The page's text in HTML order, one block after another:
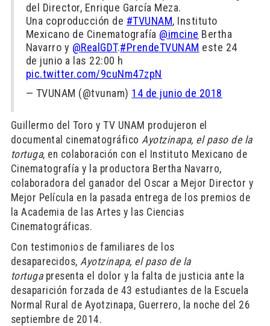
del Director, Enrique García Meza.
Una coproducción de #TVUNAM, Instituto
Mexicano de Cinematografía @imcine Bertha
Navarro y @RealGDT.#PrendeTVUNAM este 24
de junio a las 22:00 h
pic.twitter.com/9cuNm47zpN
— TVUNAM (@tvunam) 14 de junio de 2018
Guillermo del Toro y TV UNAM produjeron el
documental cinematográficoAyotzinapa, el paso de la
tortuga, en colaboración con el Instituto Mexicano de
Cinematografía y la productora Bertha Navarro,
colaboradora del ganador del Oscar a Mejor Director y
Mejor Película en la pasada entrega de los premios de
la Academia de las Artes y las Ciencias
Cinematográficas.
Con testimonios de familiares de los
desaparecidos,Ayotzinapa, el paso de la
tortugapresenta el dolor y la falta de justicia ante la
desaparición forzada de 43 estudiantes de la Escuela
Normal Rural de Ayotzinapa, Guerrero, la noche del 26
septiembre de 2014.